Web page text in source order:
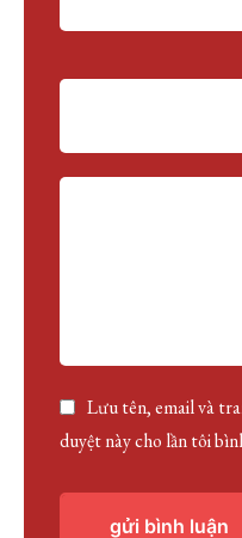
Lưu tên, email và
duyệt này cho lần tôi
gửi bình luận